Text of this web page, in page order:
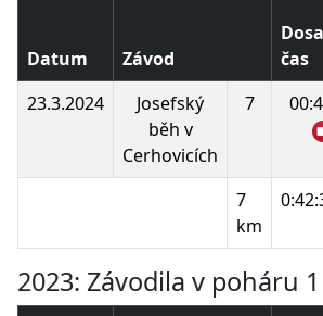
Datum Závod
čas
23.3.2024
Josefský
běh v
Cerhovicích
7
7
km
2023: Závodila v poháru